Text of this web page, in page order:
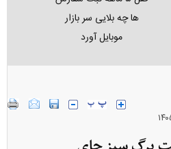
ها چه بلایی سر بازار
موبایل آورد